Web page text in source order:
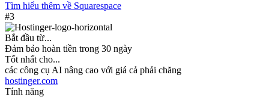
Tìm hiểu thêm về Squarespace
#3
Bắt đầu từ...
Đảm bảo hoàn tiền trong 30 ngày
Tốt nhất cho...
các công cụ AI nâng cao với giá cả phải chăng
hostinger.com
Tính năng